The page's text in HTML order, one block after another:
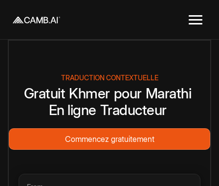
TRADUCTION CONTEXTUELLE
Gratuit Khmer pour Marathi
En ligne Traducteur
Commencez gratuitement